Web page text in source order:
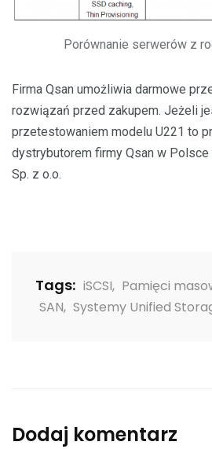
Porównanie serwerów z
Firma Qsan umożliwia darmowe
rozwiązań przed zakupem. Jeżeli
przetestowaniem modelu U221 to
dystrybutorem firmy Qsan w Polsce
Sp. z o.o.
Tags: iSCSI, Pamięci
SAN, Systemy Unified
Dodaj komentarz